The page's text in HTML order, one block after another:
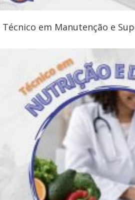
Técnico em Manutenção e